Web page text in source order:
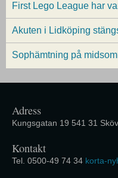
First Lego League har
Akuten i Lidköping
Sophämtning på
Adress
Kungsgatan 19 541 31
Kontakt
Tel. 0500-49 74 34 korta-